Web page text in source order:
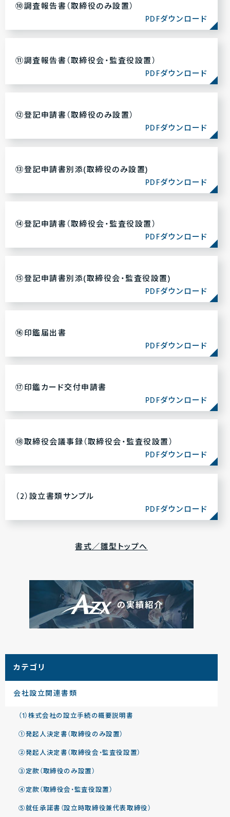
⑩調査報告書（取締役のみ設置）
PDFダウンロード
⑪調査報告書（取締役会・監査役設置）
PDFダウンロード
⑫登記申請書（取締役のみ設置）
PDFダウンロード
⑬登記申請書別添(取締役のみ設置)
PDFダウンロード
⑭登記申請書（取締役会・監査役設置）
PDFダウンロード
⑮登記申請書別添(取締役会・監査役設置)
PDFダウンロード
⑯印鑑届出書
PDFダウンロード
⑰印鑑カード交付申請書
PDFダウンロード
⑱取締役会議事録（取締役会・監査役設置）
PDFダウンロード
（2）設立書類サンプル
PDFダウンロード
書式／雛型トップへ
カテゴリ
会社設立関連書類
（1）株式会社の設立手続の概要説明書
①発起人決定書（取締役のみ設置）
②発起人決定書（取締役会・監査役設置）
③定款（取締役のみ設置）
④定款（取締役会・監査役設置）
⑤就任承諾書（設立時取締役兼代表取締役）